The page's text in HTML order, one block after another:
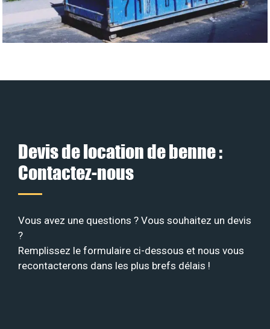
Devis de location de benne :
Contactez-nous
Vous avez une questions ? Vous souhaitez un devis
?
Remplissez le formulaire ci-dessous et nous vous
recontacterons dans les plus brefs délais !